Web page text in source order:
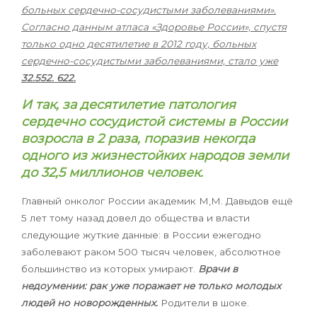
больных сердечно-сосудистыми заболеваниями».
Согласно данным атласа «Здоровье России», спустя
только одно десятилетие в 2012 году, больных
сердечно-сосудистыми заболеваниями, стало уже
32.552. 622.
И так, за десятилетие патология
сердечно сосудистой системы в России
возросла в 2 раза, поразив некогда
одного из жизнестойких народов земли
до 32,5 миллионов человек.
Главный онколог России академик М,М. Давыдов ещё
5 лет тому назад довел до общества и власти
следующие жуткие данные: в России ежегодно
заболевают раком 500 тысяч человек, абсолютное
большинство из которых умирают. Врачи в
недоумении: рак уже поражает не только молодых
людей но новорожденных. Родители в шоке.